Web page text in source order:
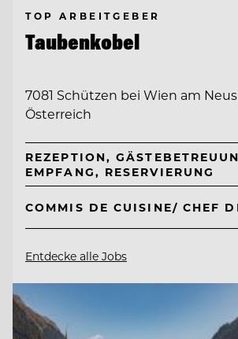
TOP ARBEITGEBER
Taubenkobel
7081 Schützen bei Wien am
Österreich
REZEPTION,
EMPFANG, RESERVIERUNG
COMMIS DE CUISINE/ CHEF
Entdecke alle Jobs